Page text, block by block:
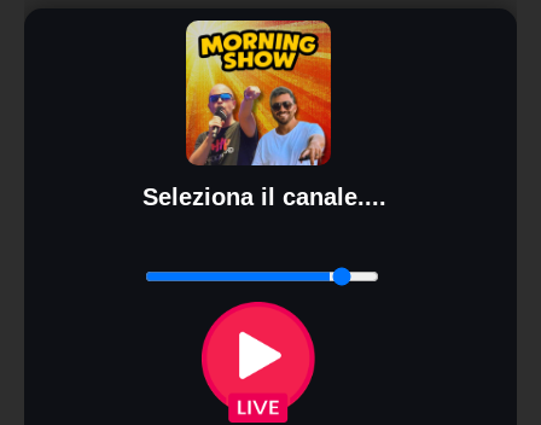
Seleziona il canale....